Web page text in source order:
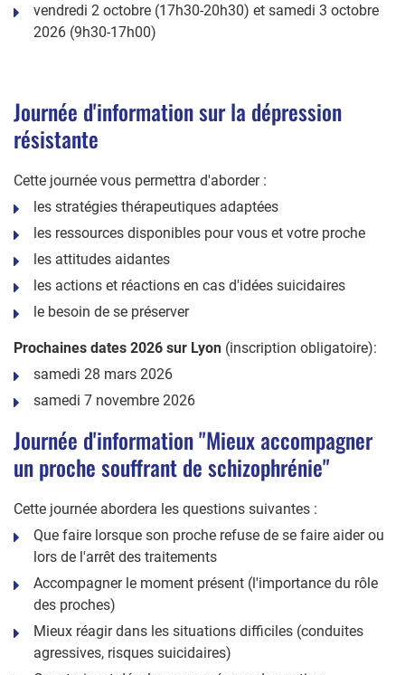
vendredi 2 octobre (17h30-20h30) et samedi 3 octobre
2026 (9h30-17h00)
Journée d'information sur la dépression
résistante
Cette journée vous permettra d'aborder :
les stratégies thérapeutiques adaptées
les ressources disponibles pour vous et votre proche
les attitudes aidantes
les actions et réactions en cas d'idées suicidaires
le besoin de se préserver
Prochaines dates 2026 sur Lyon (inscription obligatoire):
samedi 28 mars 2026
samedi 7 novembre 2026
Journée d'information "Mieux accompagner
un proche souffrant de schizophrénie"
Cette journée abordera les questions suivantes :
Que faire lorsque son proche refuse de se faire aider ou
lors de l'arrêt des traitements
Accompagner le moment présent (l'importance du rôle
des proches)
Mieux réagir dans les situations difficiles (conduites
agressives, risques suicidaires)